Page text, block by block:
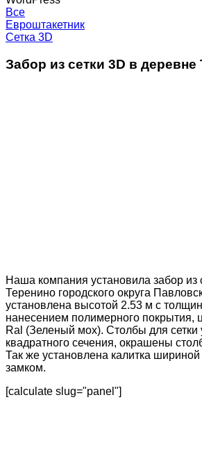
Все
Евроштакетник
Сетка 3D
Забор из сетки 3D в деревне
Наша компания установила забор из
Теренино городского округа
установлена высотой 2.53 м с
нанесением полимерного покрытия,
Ral (Зеленый мох). Столбы для сетки
квадратного сечения, окрашены
Так же установлена калитка
замком.
[calculate slug="panel"]